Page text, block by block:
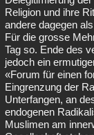
Religion und ihre
andere dagegen
Für die grosse
Tag so. Ende des
jedoch ein
«Forum für einen
Eingrenzung der
Unterfangen, an
endogenen
Muslimen am